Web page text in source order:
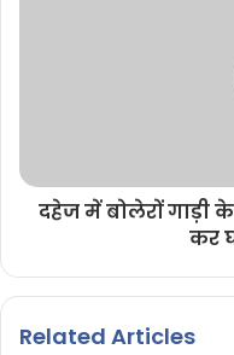
दहेज में बोलेरों गाड़ी
कर
Related Articles